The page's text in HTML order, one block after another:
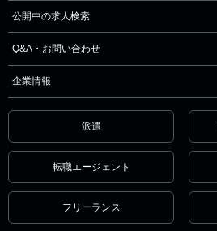
公開中の求人検索
Q&A・お問い合わせ
企業情報
派遣
転職エージェント
フリーランス